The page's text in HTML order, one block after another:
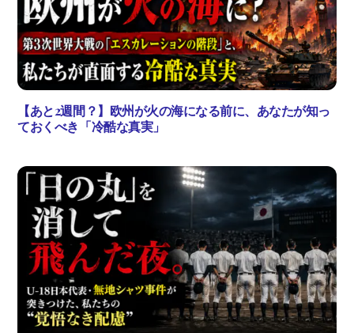
【あと2週間？】欧州が火の海になる前に、あなたが知っ
ておくべき「冷酷な真実」